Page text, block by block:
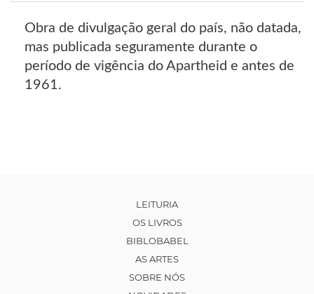
Obra de divulgação geral do país, não datada,
mas publicada seguramente durante o
período de vigência do Apartheid e antes de
1961.
LEITURIA
OS LIVROS
BIBLOBABEL
AS ARTES
SOBRE NÓS